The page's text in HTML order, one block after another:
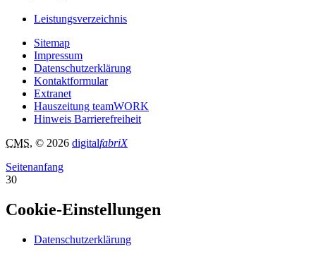
Leistungsverzeichnis
Sitemap
Impressum
Datenschutzerklärung
Kontaktformular
Extranet
Hauszeitung teamWORK
Hinweis Barrierefreiheit
CMS, © 2026 digitalfabriX
Seitenanfang
30
Cookie-Einstellungen
Datenschutzerklärung